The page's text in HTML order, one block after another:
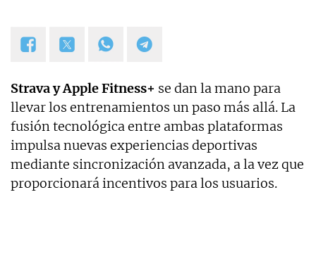
Strava y Apple Fitness+ se dan la mano para
llevar los entrenamientos un paso más allá. La
fusión tecnológica entre ambas plataformas
impulsa nuevas experiencias deportivas
mediante sincronización avanzada, a la vez que
proporcionará incentivos para los usuarios.